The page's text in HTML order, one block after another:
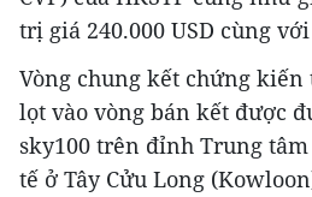
trị giá 240.000 USD cùng
Vòng chung kết chứng
lọt vào vòng bán kết được
sky100 trên đỉnh Trung
tế ở Tây Cửu Long